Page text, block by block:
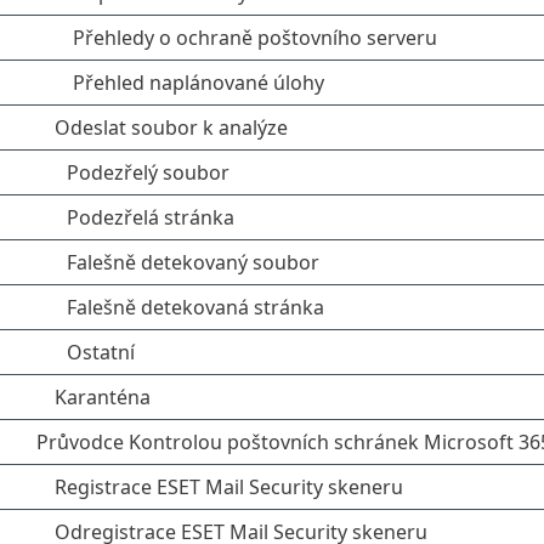
Přehledy o ochraně poštovního serveru
Přehled naplánované úlohy
Odeslat soubor k analýze
Podezřelý soubor
Podezřelá stránka
Falešně detekovaný soubor
Falešně detekovaná stránka
Ostatní
Karanténa
Průvodce Kontrolou poštovních schránek Microsoft
Registrace ESET Mail Security skeneru
Odregistrace ESET Mail Security skeneru